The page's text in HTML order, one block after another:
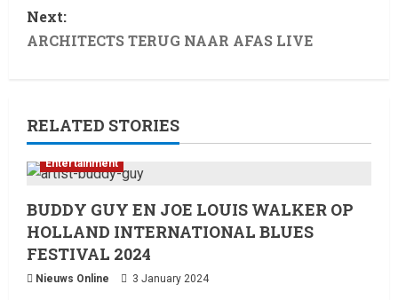
Next:
ARCHITECTS TERUG NAAR AFAS LIVE
RELATED STORIES
Entertainment
BUDDY GUY EN JOE LOUIS WALKER OP
HOLLAND INTERNATIONAL BLUES
FESTIVAL 2024
Nieuws Online 3 January 2024
Laatste nieuws net binnen
Billboard wordt vandaag, 13
februari 2026, gedomineerd
door Ella Langley, die met haar